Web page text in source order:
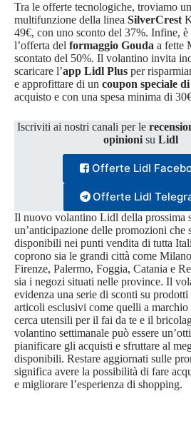
Tra le offerte tecnologiche, troviamo un
multifunzione della linea SilverCrest
49€, con uno sconto del 37%. Infine, è
l’offerta del formaggio Gouda a fette
scontato del 50%. Il volantino invita
scaricare l’app Lidl Plus per
e approfittare di un coupon speciale
acquisto e con una spesa minima di
Iscriviti ai nostri canali per le
opinioni su Lidl
Offerte Lidl
Offerte Lidl
Il nuovo volantino Lidl della prossima
un’anticipazione delle promozioni che
disponibili nei punti vendita di tutta
coprono sia le grandi città come
Firenze, Palermo, Foggia, Catania e
sia i negozi situati nelle province. Il
evidenza una serie di sconti su
articoli esclusivi come quelli a marchio
cerca utensili per il fai da te e il
volantino settimanale può essere
pianificare gli acquisti e sfruttare al
disponibili. Restare aggiornati sulle
significa avere la possibilità di fare
e migliorare l’esperienza di shopping.